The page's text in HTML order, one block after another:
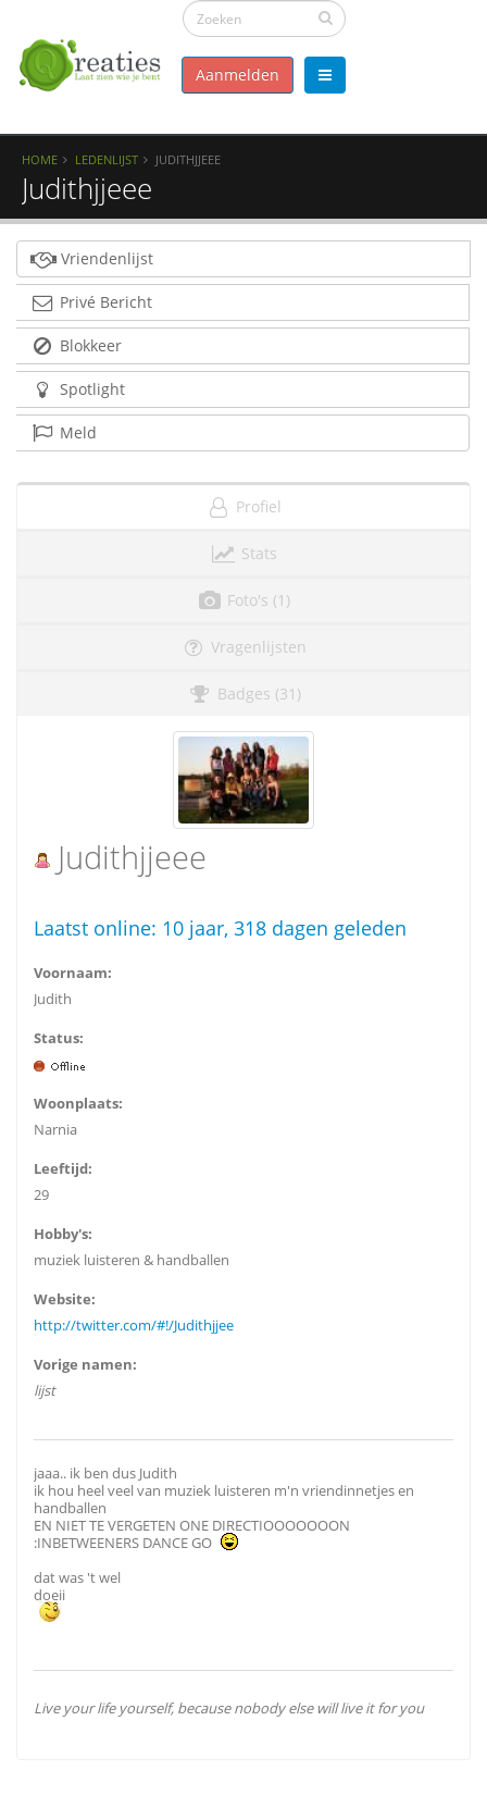
Aanmelden
HOME LEDENLIJST JUDITHJJEEE
Judithjjeee
Vriendenlijst
Privé Bericht
Blokkeer
Spotlight
Meld
Profiel
Stats
Foto's (1)
Vragenlijsten
Badges (31)
Judithjjeee
Laatst online: 10 jaar, 318 dagen geleden
Voornaam:
Judith
Status:
Woonplaats:
Narnia
Leeftijd:
29
Hobby's:
muziek luisteren & handballen
Website:
http://twitter.com/#!/Judithjjee
Vorige namen:
lijst
jaaa.. ik ben dus Judith
ik hou heel veel van muziek luisteren m'n vriendinnetjes en
handballen
EN NIET TE VERGETEN ONE DIRECTIOOOOOOON
:INBETWEENERS DANCE GO
dat was 't wel
doeii
Live your life yourself, because nobody else will live it for you